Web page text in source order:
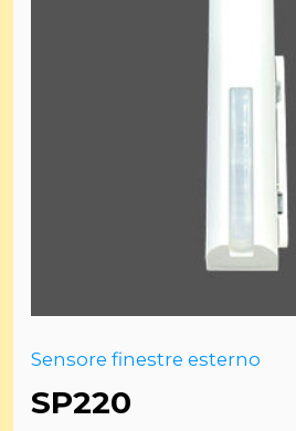
Sensore finestre esterno
SP220